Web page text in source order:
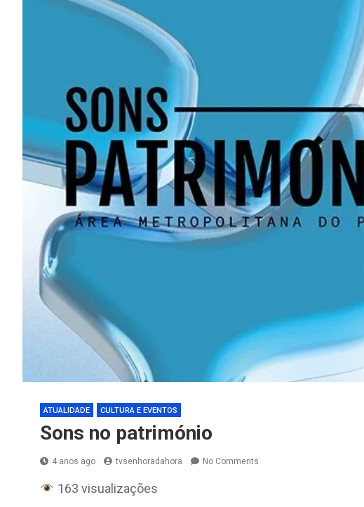
ATUALIDADE CULTURA E EVENTOS
Sons no património
4 anos ago tvsenhoradahora No Comments
163 visualizações